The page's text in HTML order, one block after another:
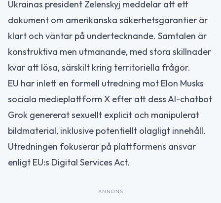
Ukrainas president Zelenskyj meddelar att ett
dokument om amerikanska säkerhetsgarantier är
klart och väntar på undertecknande. Samtalen är
konstruktiva men utmanande, med stora skillnader
kvar att lösa, särskilt kring territoriella frågor.
EU har inlett en formell utredning mot Elon Musks
sociala medieplattform X efter att dess AI-chatbot
Grok genererat sexuellt explicit och manipulerat
bildmaterial, inklusive potentiellt olagligt innehåll.
Utredningen fokuserar på plattformens ansvar
enligt EU:s Digital Services Act.
ANNONS